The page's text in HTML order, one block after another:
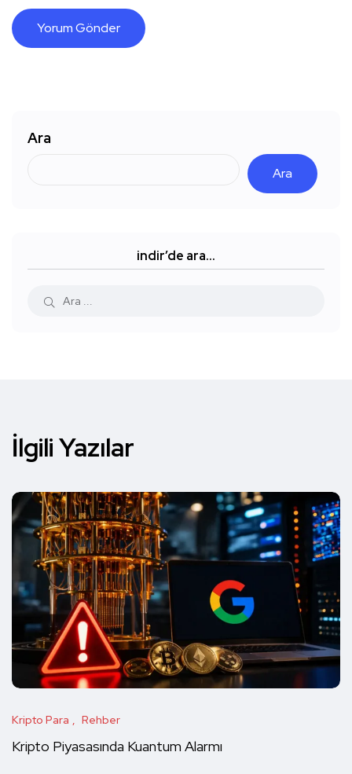
Ara
Ara
indir’de ara…
İlgili Yazılar
Kripto Para Rehber
Kripto Piyasasında Kuantum Alarmı